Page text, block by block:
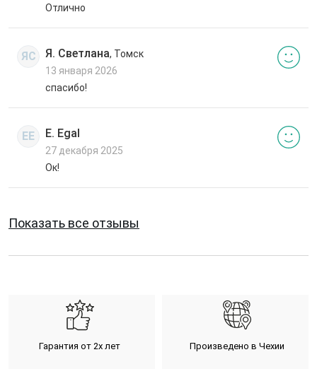
Отлично
ЯС Я. Светлана, Томск
13 января 2026
спасибо!
EE E. Egal
27 декабря 2025
Ок!
Показать все отзывы
Гарантия от 2х лет Произведено в Чехии